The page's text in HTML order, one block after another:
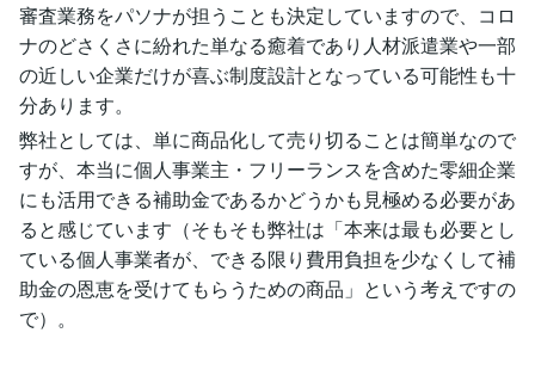
審査業務をパソナが担うことも決定していますので、コロ
ナのどさくさに紛れた単なる癒着であり人材派遣業や一部
の近しい企業だけが喜ぶ制度設計となっている可能性も十
分あります。
弊社としては、単に商品化して売り切ることは簡単なので
すが、本当に個人事業主・フリーランスを含めた零細企業
にも活用できる補助金であるかどうかも見極める必要があ
ると感じています（そもそも弊社は「本来は最も必要とし
ている個人事業者が、できる限り費用負担を少なくして補
助金の恩恵を受けてもらうための商品」という考えですの
で）。